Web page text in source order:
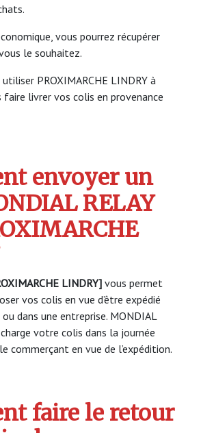
vous pourrez récupérer
le souhaitez.
PROXIMARCHE LINDRY à
faire livrer vos colis en provenance
envoyer un
RELAY
LINDRY]vous permet
vos colis en vue d’être expédié
dans une entreprise. MONDIAL
charge votre colis dans la journée
commerçant en vue de l’expédition.
faire le retour